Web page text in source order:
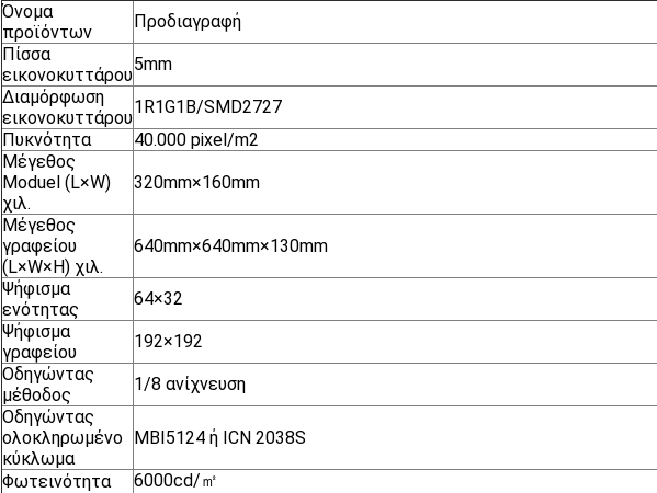
Όνομα
προϊόντων
Προδιαγραφή
Πίσσα
εικονοκυττάρου
5mm
Διαμόρφωση
εικονοκυττάρου
1R1G1B/SMD2727
Πυκνότητα
40.000 pixel/m2
Μέγεθος
Moduel (L×W)
χιλ.
320mm×160mm
Μέγεθος
γραφείου
(L×W×H) χιλ.
640mm×640mm×130mm
Ψήφισμα
ενότητας
64×32
Ψήφισμα
γραφείου
192×192
Οδηγώντας
μέθοδος
1/8 ανίχνευση
Οδηγώντας
ολοκληρωμένο
κύκλωμα
MBI5124 ή ICN 2038S
Φωτεινότητα
6000cd/㎡